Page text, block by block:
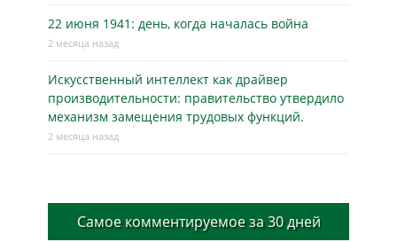
22 июня 1941: день, когда началась война
2 месяца назад
Искусственный интеллект как драйвер
производительности: правительство утвердило
механизм замещения трудовых функций.
2 месяца назад
Самое комментируемое за 30 дней